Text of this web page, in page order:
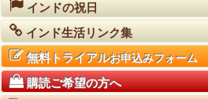
インドの祝日
インド生活リンク集
無料トライアルお申込みフォーム
購読ご希望の方へ